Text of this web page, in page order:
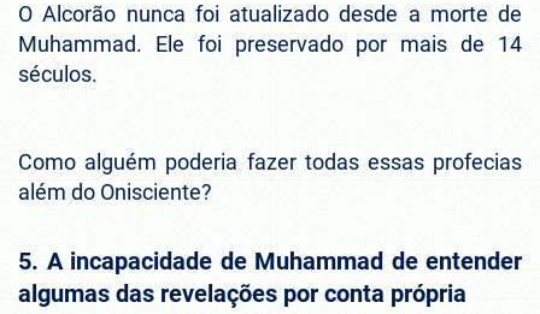
O Alcorão nunca foi atualizado desde a morte de
Muhammad. Ele foi preservado por mais de 14
séculos.
Como alguém poderia fazer todas essas profecias
além do Onisciente?
5. A incapacidade de Muhammad de entender
algumas das revelações por conta própria